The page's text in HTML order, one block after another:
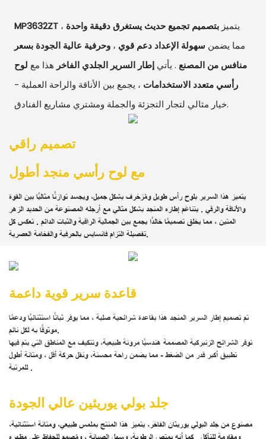
MP3632ZT يتميزبتصميم تجميع حديث يستغرق دقيقة واحدة ،
مما يضمن سهولة الإعداد دعم قوي ،وحرفية عالية الجودة بسعر
منافس من المصنع . يأتيإطار السرير الجلدي الفاخر هذا مع لوح
رأسي متعدد الاستخدامات ، يجمع بين الأناقة والراحة العملية -
خيار مثالي لتجار التجزئة والجملة ومشتري مشاريع الفنادق.
تصميم راقي
مع لوح رأسي منجد أطول
يتميز هذا السرير بلوح رأس طويل ومُزخرف بشكل جميل، ويجسد توازنًا مثاليًا بين القوة
والأناقة والرقي . يتناغم إطاره المنجد بشكل مثالي مع أرجله المصنوعة من الحديد الزهر
المتين ، مما يخلق تصميمًا خالدًا يجمع بين الجمالية الراقية والثبات الدائم . تعكس كل
تفصيلة التزام فانسايس بالحرفية والفخامة العصرية.
جلد بولي يوريثين عالي الجودة
مصنوع من جلد البولي يوريثان الفاخر، يتميز هذا المنتج بملمس طبيعي، ومتانة استثنائية،
قاعدة سرير قوية داعمة
تم تصميم إطار السرير المنجد هذا بقاعدة شرائحية صلبة ، مما يوفر ثباتًا استثنائيًا ودعمًا
موثوقًابه لكل نائم.
توفر الشرائح الزنبركية المصممة هندسيًا مرونة طبيعية، وتتكيف مع المناطق التي يتم فيها
تطبيق أكبر قدر من الضغط - مما يضمن راحة محسنة، ونقل حركة أقل ،ومتانة أطول
للمرتبة.